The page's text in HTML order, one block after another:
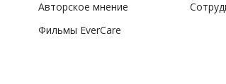
Авторское мнение
Фильмы EverCare